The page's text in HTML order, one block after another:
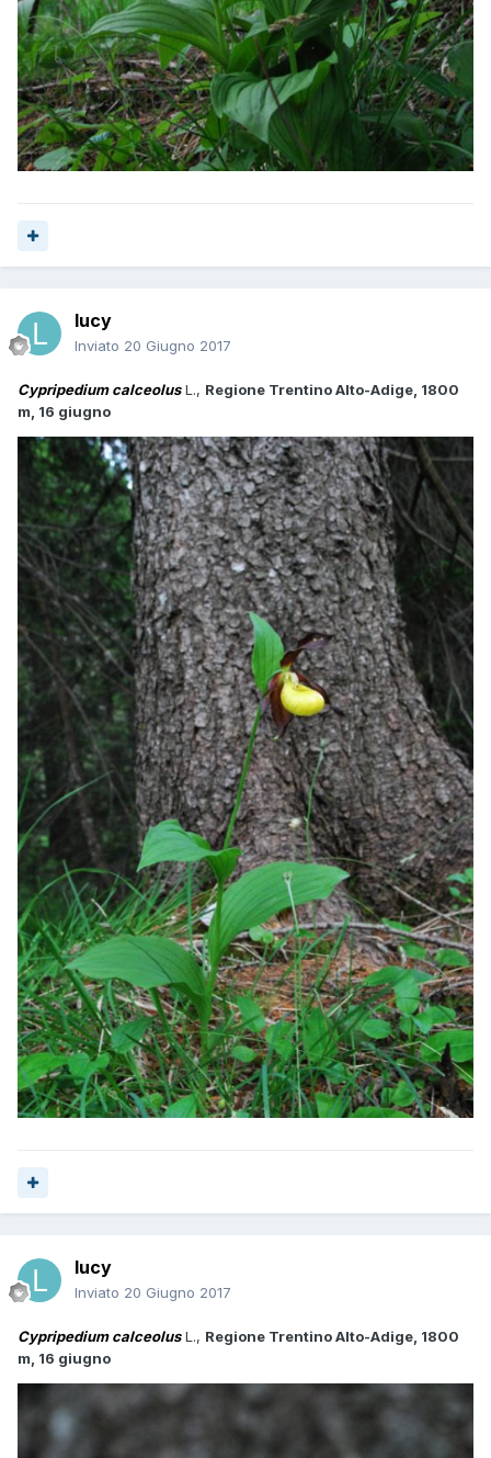
lucy
Inviato 20 Giugno 2017
Cypripedium calceolusL., Regione Trentino Alto-Adige, 1800
m, 16 giugno
lucy
Inviato 20 Giugno 2017
Cypripedium calceolusL., Regione Trentino Alto-Adige, 1800
m, 16 giugno